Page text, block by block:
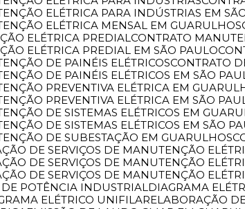
ELÉTRICA PARA INDÚSTRIAS EM
ELÉTRICA MENSAL EM GUARULHOS
ELÉTRICA PREDIAL CONTRATO
ELÉTRICA PREDIAL EM SÃO PAULO
DE PAINÉIS ELÉTRICOS CONTRATO
DE PAINÉIS ELÉTRICOS EM SÃO
PREVENTIVA ELÉTRICA EM
PREVENTIVA ELÉTRICA EM SÃO
DE SISTEMAS ELÉTRICOS EM
DE SISTEMAS ELÉTRICOS EM SÃO
DE SUBESTAÇÃO EM GUARULHOS
DE SERVIÇOS DE MANUTENÇÃO
DE SERVIÇOS DE MANUTENÇÃO
DE SERVIÇOS DE MANUTENÇÃO
DE POTÊNCIA INDUSTRIAL
DIAGRAMA
ELÉTRICO UNIFILAR
ELABORAÇÃO